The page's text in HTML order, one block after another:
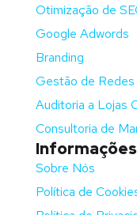
Otimização de
Google Adwords
Branding
Gestão de Redes
Auditoria a Lojas
Consultoria de
Informações
Sobre Nós
Política de